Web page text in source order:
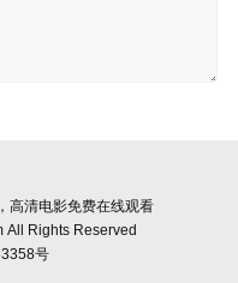
高清电影免费在线观看
Rights Reserved
号